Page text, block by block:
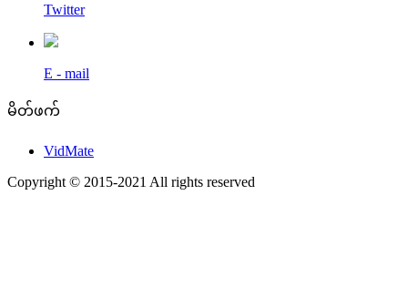
Twitter
E - mail
မိတ်ဖက်
VidMate
Copyright © 2015-2021 All rights reserved